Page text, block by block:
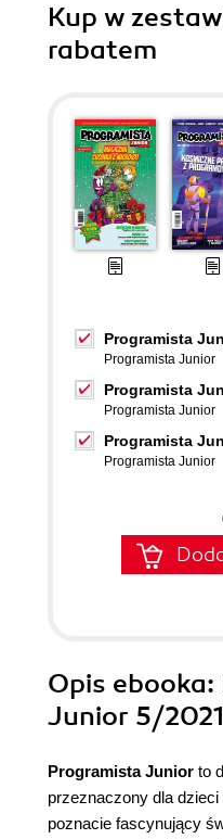
Kup w
rabatem
Programista
Programista Junior
Programista
Programista Junior
Programista
Programista Junior
Opis ebooka:
Junior 5/2021
Programista Junior to
przeznaczony dla dzieci
poznacie fascynujący